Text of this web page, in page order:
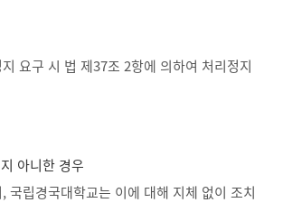
요구 시 법 제37조 2항에 의하여 처리정지
아니한 경우
립경국대학교는 이에 대해 지체 없이 조치